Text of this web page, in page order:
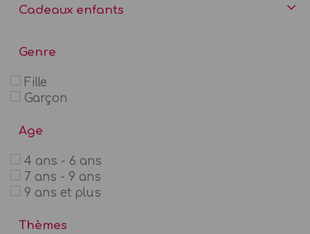
Cadeaux enfants
Genre
Fille
Garçon
Age
4 ans - 6 ans
7 ans - 9 ans
9 ans et plus
Thèmes